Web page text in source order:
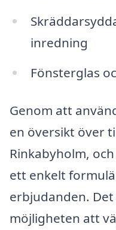
inredning
Fönsterglas
Genom att
en översikt över
Rinkabyholm,
ett enkelt
erbjudanden.
möjligheten att